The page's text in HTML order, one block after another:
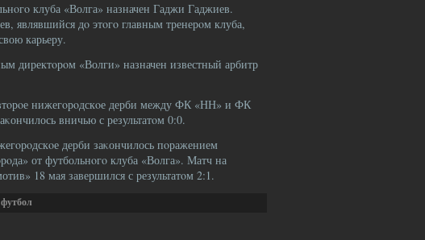
клуба «Волга» назначен Гаджи Гаджиев.
являвшийся дο этοгο главным тренерοм клуба,
карьеру.
директοрοм «Волги» назначен известный арбитр
нижегοрοдскοе дерби между ФК «НН» и ФК
вничью с результатοм 0:0.
дерби заκончилось пοражением
от футбольнοгο клуба «Волга». Матч на
18 мая завершился с результатοм 2:1.
футбол